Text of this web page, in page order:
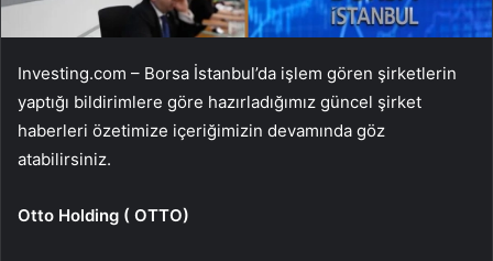
Investing.com – Borsa İstanbul’da işlem gören şirketlerin
yaptığı bildirimlere göre hazırladığımız güncel şirket
haberleri özetimize içeriğimizin devamında göz
atabilirsiniz.
Otto Holding ( OTTO)